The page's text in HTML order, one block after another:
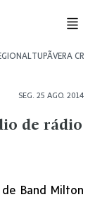
TUPÃVERA CRUZ
SEG. 25 AGO. 2014
de rádio
Band Milton